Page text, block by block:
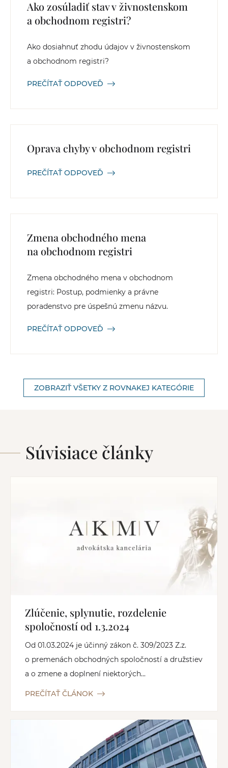
Ako zosúladiť stav v živnostenskom
a obchodnom registri?
Ako dosiahnuť zhodu údajov v živnostenskom
a obchodnom registri?
PREČÍTAŤ ODPOVEĎ
Oprava chyby v obchodnom registri
PREČÍTAŤ ODPOVEĎ
Zmena obchodného mena
na obchodnom registri
Zmena obchodného mena v obchodnom
registri: Postup, podmienky a právne
poradenstvo pre úspešnú zmenu názvu.
PREČÍTAŤ ODPOVEĎ
ZOBRAZIŤ VŠETKY Z ROVNAKEJ KATEGÓRIE
Súvisiace články
Zlúčenie, splynutie, rozdelenie
spoločností od 1.3.2024
Od 01.03.2024 je účinný zákon č. 309/2023 Z.z.
o premenách obchodných spoločností a družstiev
a o zmene a doplnení niektorých...
PREČÍTAŤ ČLÁNOK